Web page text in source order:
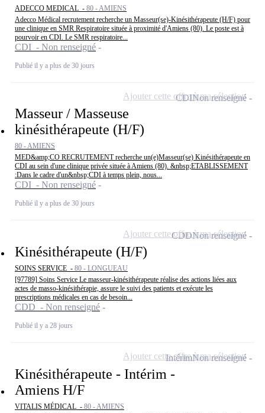
ADECCO MEDICAL - 80 - AMIENS
Adecco Médical recrutement recherche un Masseur(se)-Kinésithérapeute (H/F) pour
une clinique en SMR Respiratoire située à proximité d'Amiens (80). Le poste est à
pourvoir en CDI. Le SMR respiratoire...
CDI - Non renseigné
Publié il y a plus de 30 jours
Masseur / Masseuse
kinésithérapeute (H/F)
80 - AMIENS
MED&amp;CO RECRUTEMENT recherche un(e)Masseur(se) Kinésithérapeute en
CDI au sein d'une clinique privée située à Amiens (80). &nbsp;ETABLISSEMENT
:Dans le cadre d'un&nbsp;CDI à temps plein, nous...
CDI - Non renseigné
Publié il y a plus de 30 jours
CDINon renseigné
Ajouter cette offre à ma sélection
Kinésithérapeute (H/F)
SOINS SERVICE - 80 - LONGUEAU
[97789] Soins Service Le masseur-kinésithérapeute réalise des actions liées aux
actes de masso-kinésithérapie, assure le suivi des patients et exécute les
prescriptions médicales en cas de besoin...
CDD - Non renseigné
Publié il y a 28 jours
CDDNon renseigné
Ajouter cette offre à ma sélection
Kinésithérapeute - Intérim -
Amiens H/F
VITALIS MÉDICAL - 80 - AMIENS
IntérimNon renseigné
Ajouter cette offre à ma sélection